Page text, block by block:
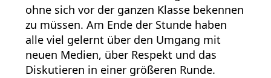
ohne sich vor der ganzen Klasse bekennen
zu müssen. Am Ende der Stunde haben
alle viel gelernt über den Umgang mit
neuen Medien, über Respekt und das
Diskutieren in einer größeren Runde.